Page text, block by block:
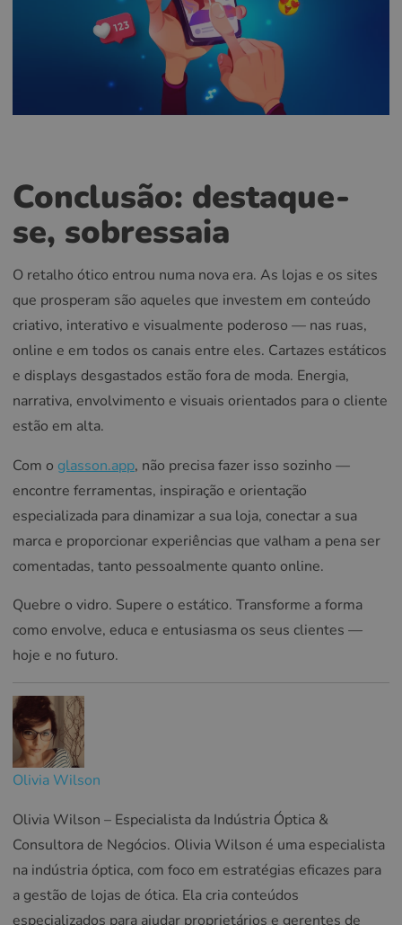
Conclusão: destaque-
se, sobressaia
O retalho ótico entrou numa nova era. As lojas e os sites
que prosperam são aqueles que investem em conteúdo
criativo, interativo e visualmente poderoso — nas ruas,
online e em todos os canais entre eles. Cartazes estáticos
e displays desgastados estão fora de moda. Energia,
narrativa, envolvimento e visuais orientados para o cliente
estão em alta.
Com o glasson.app, não precisa fazer isso sozinho —
encontre ferramentas, inspiração e orientação
especializada para dinamizar a sua loja, conectar a sua
marca e proporcionar experiências que valham a pena ser
comentadas, tanto pessoalmente quanto online.
Quebre o vidro. Supere o estático. Transforme a forma
como envolve, educa e entusiasma os seus clientes —
hoje e no futuro.
Olivia Wilson
Olivia Wilson – Especialista da Indústria Óptica &
Consultora de Negócios. Olivia Wilson é uma especialista
na indústria óptica, com foco em estratégias eficazes para
a gestão de lojas de ótica. Ela cria conteúdos
especializados para ajudar proprietários e gerentes de